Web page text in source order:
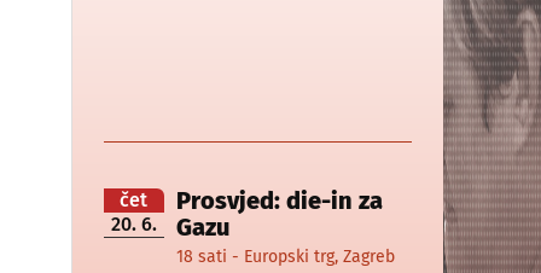
čet
20. 6.
Prosvjed: die-in za
Gazu
18 sati - Europski trg, Zagreb